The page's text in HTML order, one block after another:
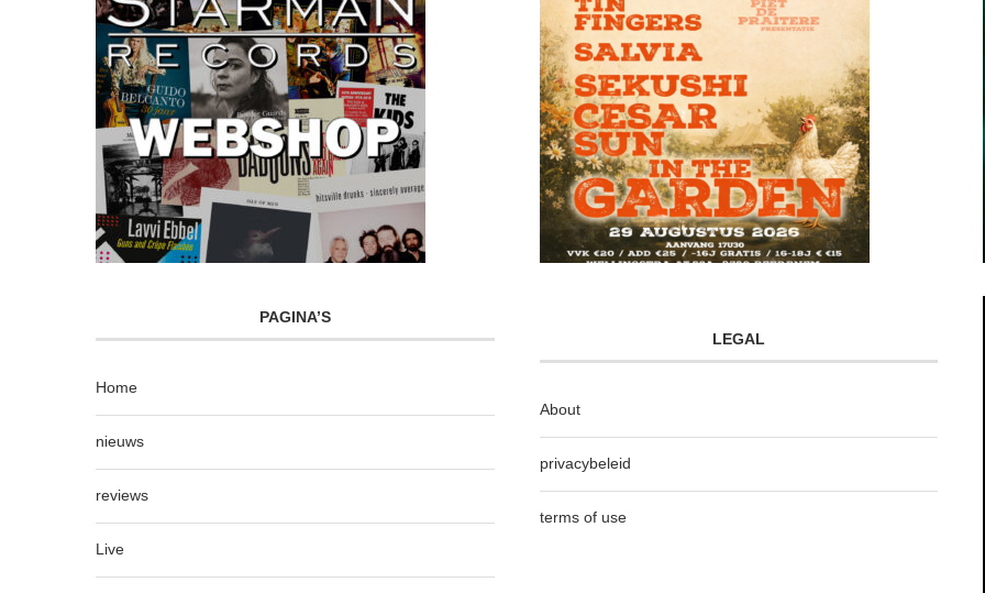
PAGINA’S
Home
nieuws
reviews
Live
LEGAL
About
privacybeleid
terms of use